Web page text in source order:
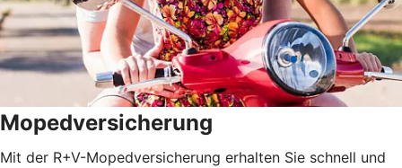
Mopedversicherung
Mit der R+V-Mopedversicherung erhalten Sie schnell und